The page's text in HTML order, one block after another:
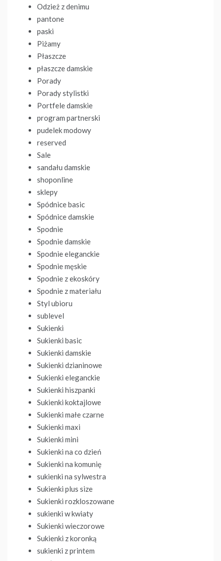
Odzież z denimu
pantone
paski
Piżamy
Płaszcze
płaszcze damskie
Porady
Porady stylistki
Portfele damskie
program partnerski
pudelek modowy
reserved
Sale
sandału damskie
shoponline
sklepy
Spódnice basic
Spódnice damskie
Spodnie
Spodnie damskie
Spodnie eleganckie
Spodnie męskie
Spodnie z ekoskóry
Spodnie z materiału
Styl ubioru
sublevel
Sukienki
Sukienki basic
Sukienki damskie
Sukienki dzianinowe
Sukienki eleganckie
Sukienki hiszpanki
Sukienki koktajlowe
Sukienki małe czarne
Sukienki maxi
Sukienki mini
Sukienki na co dzień
Sukienki na komunię
sukienki na sylwestra
Sukienki plus size
Sukienki rozkloszowane
sukienki w kwiaty
Sukienki wieczorowe
Sukienki z koronką
sukienki z printem